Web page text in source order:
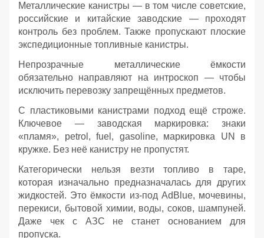
Металлические канистры — в том числе советские,
российские и китайские заводские — проходят
контроль без проблем. Также пропускают плоские
экспедиционные топливные канистры.
Непрозрачные металлические ёмкости
обязательно направляют на интроскоп — чтобы
исключить перевозку запрещённых предметов.
С пластиковыми канистрами подход ещё строже.
Ключевое — заводская маркировка: знаки
«пламя», petrol, fuel, gasoline, маркировка UN в
кружке. Без неё канистру не пропустят.
Категорически нельзя везти топливо в таре,
которая изначально предназначалась для других
жидкостей. Это ёмкости из‑под AdBlue, мочевины,
перекиси, бытовой химии, воды, соков, шампуней.
Даже чек с АЗС не станет основанием для
пропуска.